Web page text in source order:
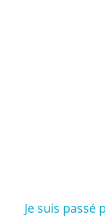
Je suis passé